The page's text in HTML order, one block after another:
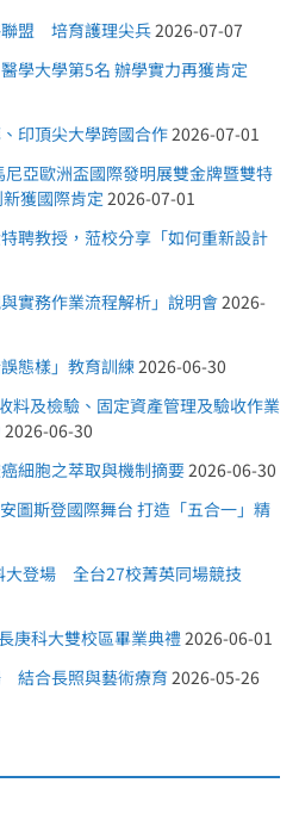
聯盟 培育護理尖兵2026-07-07
學大學第5名 辦學實力再獲肯定
印頂尖大學跨國合作2026-07-01
亞歐洲盃國際發明展雙金牌暨雙特
獲國際肯定 2026-07-01
聘教授，蒞校分享「如何重新設計
實務作業流程解析」說明會2026-
態樣」教育訓練2026-06-30
料及檢驗、固定資產管理及驗收作業
2026-06-30
細胞之萃取與機制摘要2026-06-30
圖斯登國際舞台 打造「五合一」精
大登場 全台27校菁英同場競技
庚科大雙校區畢業典禮2026-06-01
結合長照與藝術療育 2026-05-26